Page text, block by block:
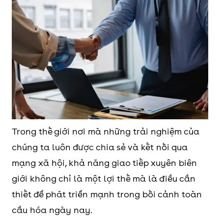
Trong thế giới nơi mà những trải nghiệm của
chúng ta luôn được chia sẻ và kết nối qua
mạng xã hội, khả năng giao tiếp xuyên biên
giới không chỉ là một lợi thế mà là điều cần
thiết để phát triển mạnh trong bối cảnh toàn
cầu hóa ngày nay.